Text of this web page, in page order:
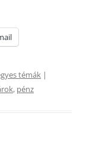
témák |
, pénz